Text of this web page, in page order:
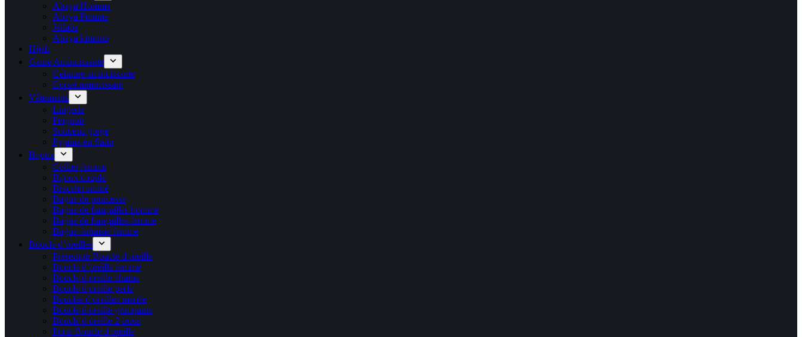
Abaya Homme
Abaya Femme
Jellaba
Abaya kimono
Hijab
Gaine Amincissante
Ceinture amincissante
Corset amincissant
Vêtements
Lingerie
Peignoir
Soutiens gorge
Pyjama en Satin
Bijoux
Collier femme
Bijoux couple
Bracelet amitié
Bague de promesse
Bague de fiançailles homme
Bague de fiançailles femme
Bague fantaisie femme
Boucle d’oreilles
Présentoir Boucle d oreille
Boucle d’oreille femme
Boucle d oreille chaine
Boucle d oreille perle
Boucles d oreilles mariée
Boucle d oreille grimpante
Boucle d oreille 2 trous
Porte Boucle d oreille